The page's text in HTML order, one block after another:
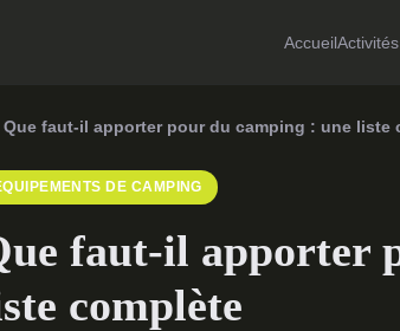
Accueil
Que faut-il apporter pour du camping : une liste
DE CAMPING
faut-il apporter
complète